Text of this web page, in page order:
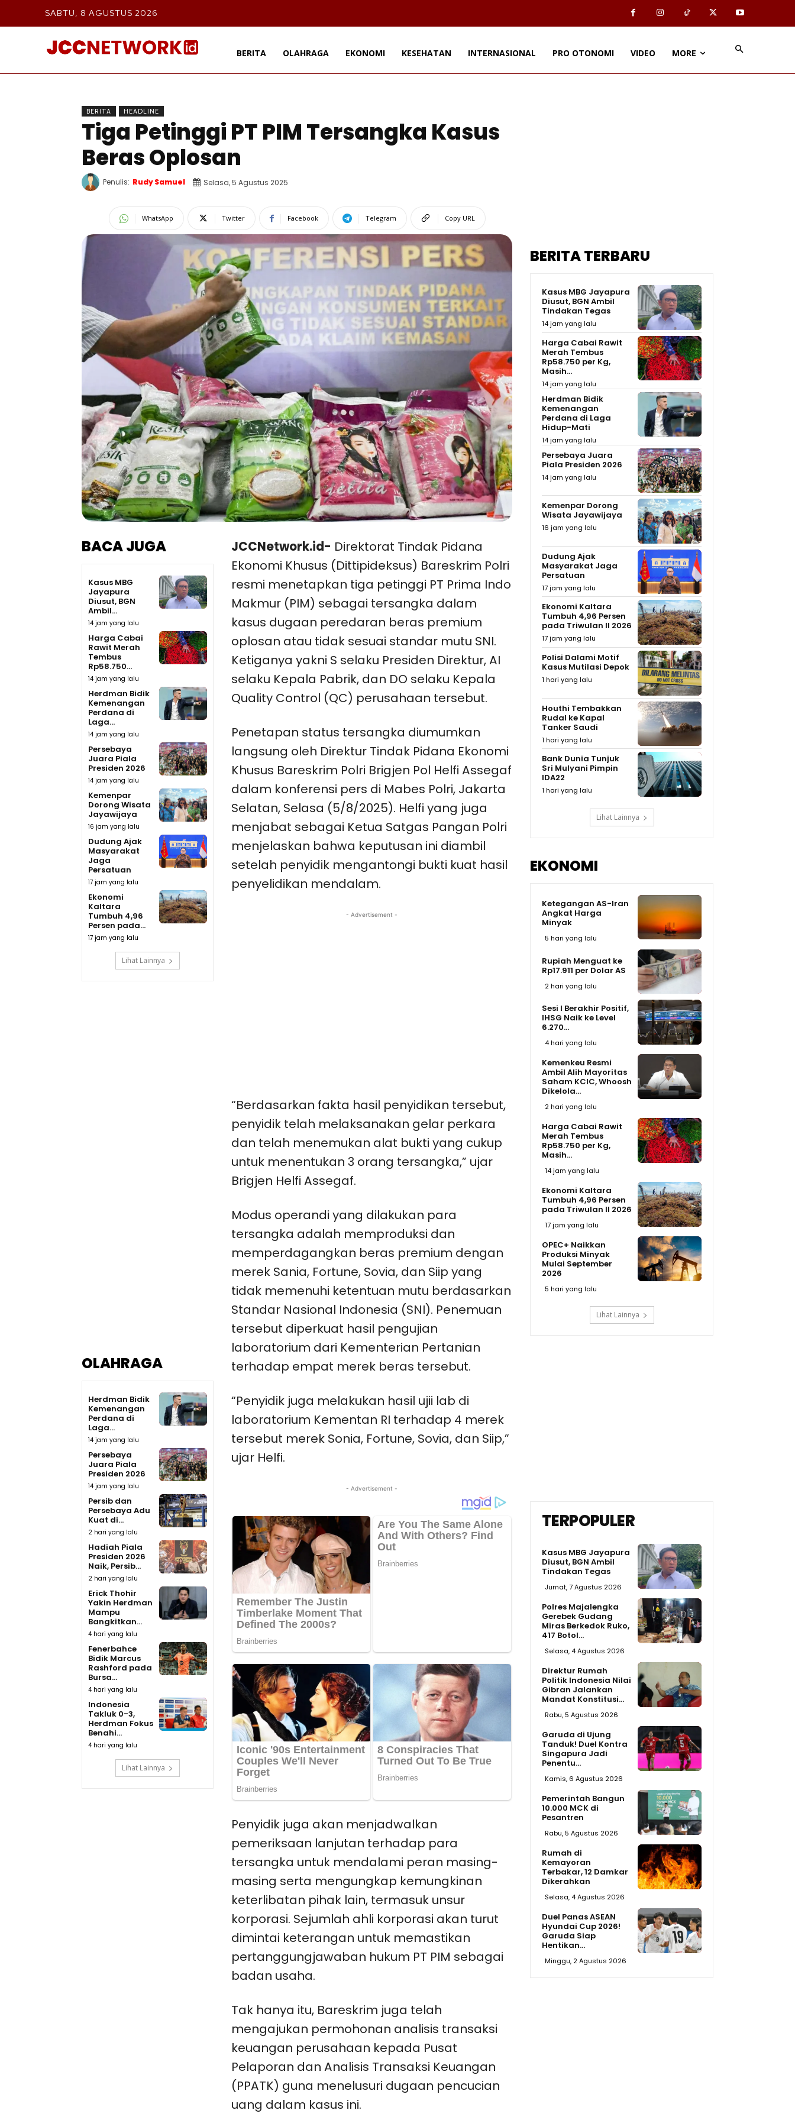
SABTU, 8 AGUSTUS 2026
BERITA OLAHRAGA EKONOMI KESEHATAN INTERNASIONAL PRO OTONOMI VIDEO MORE
BERITA HEADLINE
Tiga Petinggi PT PIM Tersangka Kasus
Beras Oplosan
Penulis: Rudy Samuel Selasa, 5 Agustus 2025
WhatsApp Twitter Facebook Telegram Copy URL
BACA JUGA
Kasus MBG
Jayapura
Diusut, BGN
Ambil...
14 jam yang lalu
Harga Cabai
Rawit Merah
Tembus
Rp58.750...
14 jam yang lalu
Herdman Bidik
Kemenangan
Perdana di
Laga...
14 jam yang lalu
Persebaya
Juara Piala
Presiden 2026
14 jam yang lalu
Kemenpar
Dorong Wisata
Jayawijaya
16 jam yang lalu
Dudung Ajak
Masyarakat
Jaga
Persatuan
17 jam yang lalu
Ekonomi
Kaltara
Tumbuh 4,96
Persen pada...
17 jam yang lalu
Lihat Lainnya
OLAHRAGA
Herdman Bidik
Kemenangan
Perdana di
Laga...
14 jam yang lalu
Persebaya
Juara Piala
Presiden 2026
14 jam yang lalu
Persib dan
Persebaya Adu
Kuat di...
2 hari yang lalu
Hadiah Piala
Presiden 2026
Naik, Persib...
2 hari yang lalu
Erick Thohir
Yakin Herdman
Mampu
Bangkitkan...
4 hari yang lalu
Fenerbahce
Bidik Marcus
Rashford pada
Bursa...
4 hari yang lalu
Indonesia
Takluk 0-3,
Herdman Fokus
Benahi...
4 hari yang lalu
Lihat Lainnya
JCCNetwork.id- Direktorat Tindak Pidana
Ekonomi Khusus (Dittipideksus) Bareskrim Polri
resmi menetapkan tiga petinggi PT Prima Indo
Makmur (PIM) sebagai tersangka dalam
kasus dugaan peredaran beras premium
oplosan atau tidak sesuai standar mutu SNI.
Ketiganya yakni S selaku Presiden Direktur, AI
selaku Kepala Pabrik, dan DO selaku Kepala
Quality Control (QC) perusahaan tersebut.
Penetapan status tersangka diumumkan
langsung oleh Direktur Tindak Pidana Ekonomi
Khusus Bareskrim Polri Brigjen Pol Helfi Assegaf
dalam konferensi pers di Mabes Polri, Jakarta
Selatan, Selasa (5/8/2025). Helfi yang juga
menjabat sebagai Ketua Satgas Pangan Polri
menjelaskan bahwa keputusan ini diambil
setelah penyidik mengantongi bukti kuat hasil
penyelidikan mendalam.
- Advertisement -
“Berdasarkan fakta hasil penyidikan tersebut,
penyidik telah melaksanakan gelar perkara
dan telah menemukan alat bukti yang cukup
untuk menentukan 3 orang tersangka,” ujar
Brigjen Helfi Assegaf.
Modus operandi yang dilakukan para
tersangka adalah memproduksi dan
memperdagangkan beras premium dengan
merek Sania, Fortune, Sovia, dan Siip yang
tidak memenuhi ketentuan mutu berdasarkan
Standar Nasional Indonesia (SNI). Penemuan
tersebut diperkuat hasil pengujian
laboratorium dari Kementerian Pertanian
terhadap empat merek beras tersebut.
“Penyidik juga melakukan hasil ujii lab di
laboratorium Kementan RI terhadap 4 merek
tersebut merek Sonia, Fortune, Sovia, dan Siip,”
ujar Helfi.
- Advertisement -
Penyidik juga akan menjadwalkan
pemeriksaan lanjutan terhadap para
tersangka untuk mendalami peran masing-
masing serta mengungkap kemungkinan
keterlibatan pihak lain, termasuk unsur
korporasi. Sejumlah ahli korporasi akan turut
dimintai keterangan untuk memastikan
pertanggungjawaban hukum PT PIM sebagai
badan usaha.
Tak hanya itu, Bareskrim juga telah
mengajukan permohonan analisis transaksi
keuangan perusahaan kepada Pusat
Pelaporan dan Analisis Transaksi Keuangan
(PPATK) guna menelusuri dugaan pencucian
uang dalam kasus ini.
BERITA TERBARU
Kasus MBG Jayapura
Diusut, BGN Ambil
Tindakan Tegas
14 jam yang lalu
Harga Cabai Rawit
Merah Tembus
Rp58.750 per Kg,
Masih...
14 jam yang lalu
Herdman Bidik
Kemenangan
Perdana di Laga
Hidup-Mati
14 jam yang lalu
Persebaya Juara
Piala Presiden 2026
14 jam yang lalu
Kemenpar Dorong
Wisata Jayawijaya
16 jam yang lalu
Dudung Ajak
Masyarakat Jaga
Persatuan
17 jam yang lalu
Ekonomi Kaltara
Tumbuh 4,96 Persen
pada Triwulan II 2026
17 jam yang lalu
Polisi Dalami Motif
Kasus Mutilasi Depok
1 hari yang lalu
Houthi Tembakkan
Rudal ke Kapal
Tanker Saudi
1 hari yang lalu
Bank Dunia Tunjuk
Sri Mulyani Pimpin
IDA22
1 hari yang lalu
Lihat Lainnya
EKONOMI
Ketegangan AS-Iran
Angkat Harga
Minyak
5 hari yang lalu
Rupiah Menguat ke
Rp17.911 per Dolar AS
2 hari yang lalu
Sesi I Berakhir Positif,
IHSG Naik ke Level
6.270...
4 hari yang lalu
Kemenkeu Resmi
Ambil Alih Mayoritas
Saham KCIC, Whoosh
Dikelola...
2 hari yang lalu
Harga Cabai Rawit
Merah Tembus
Rp58.750 per Kg,
Masih...
14 jam yang lalu
Ekonomi Kaltara
Tumbuh 4,96 Persen
pada Triwulan II 2026
17 jam yang lalu
OPEC+ Naikkan
Produksi Minyak
Mulai September
2026
5 hari yang lalu
Lihat Lainnya
TERPOPULER
Kasus MBG Jayapura
Diusut, BGN Ambil
Tindakan Tegas
Jumat, 7 Agustus 2026
Polres Majalengka
Gerebek Gudang
Miras Berkedok Ruko,
417 Botol...
Selasa, 4 Agustus 2026
Direktur Rumah
Politik Indonesia Nilai
Gibran Jalankan
Mandat Konstitusi...
Rabu, 5 Agustus 2026
Garuda di Ujung
Tanduk! Duel Kontra
Singapura Jadi
Penentu...
Kamis, 6 Agustus 2026
Pemerintah Bangun
10.000 MCK di
Pesantren
Rabu, 5 Agustus 2026
Rumah di
Kemayoran
Terbakar, 12 Damkar
Dikerahkan
Selasa, 4 Agustus 2026
Duel Panas ASEAN
Hyundai Cup 2026!
Garuda Siap
Hentikan...
Minggu, 2 Agustus 2026